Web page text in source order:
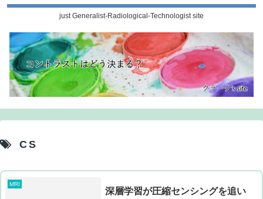
just Generalist-Radiological-Technologist site
CS
MRI
深層学習が圧縮センシングを追い